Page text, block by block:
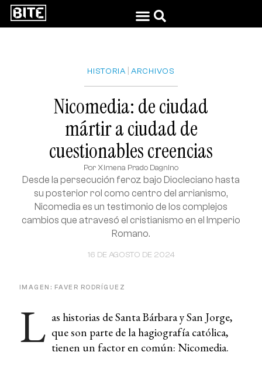
HISTORIA ARCHIVOS
Nicomedia: de ciudad
mártir a ciudad de
cuestionables creencias
Por Ximena Prado Dagnino
16 DE AGOSTO DE 2024
Desde la persecución feroz bajo Diocleciano hasta
su posterior rol como centro del arrianismo,
Nicomedia es un testimonio de los complejos
cambios que atravesó el cristianismo en el Imperio
Romano.
IMAGEN: FAVER RODRÍGUEZ
L as historias de Santa Bárbara y San Jorge,
que son parte de la hagiografía católica,
tienen un factor en común: Nicomedia.